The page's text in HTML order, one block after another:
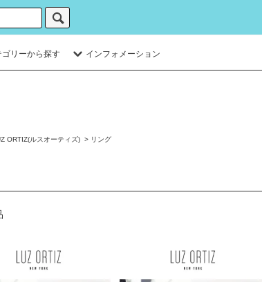
ゴリーから探す インフォメーション
ORTIZ(ルスオーティズ) > リング